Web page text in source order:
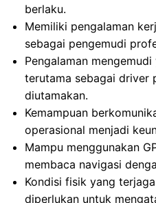
berlaku.
Memiliki pengalaman
sebagai pengemudi
Pengalaman
terutama sebagai driver
diutamakan.
Kemampuan
operasional menjadi
Mampu menggunakan
membaca navigasi
Kondisi fisik yang
diperlukan untuk